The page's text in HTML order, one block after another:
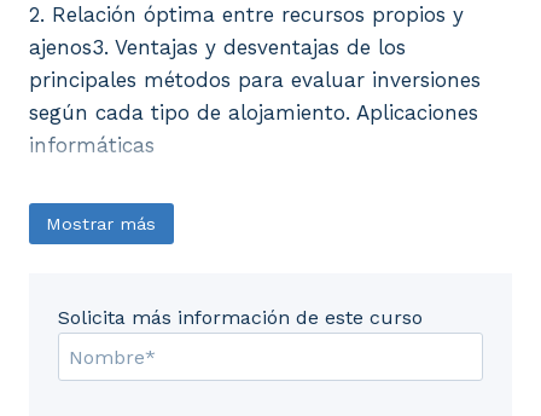
2. Relación óptima entre recursos propios y
ajenos3. Ventajas y desventajas de los
principales métodos para evaluar inversiones
según cada tipo de alojamiento. Aplicaciones
informáticas
Mostrar más
Solicita más información de este curso